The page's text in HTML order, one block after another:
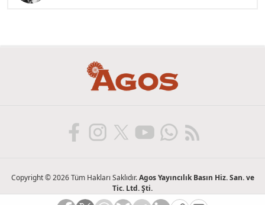
Copyright © 2026 Tüm Hakları Saklıdır.Agos Yayıncılık Basın Hiz. San. ve
Tic. Ltd. Şti.